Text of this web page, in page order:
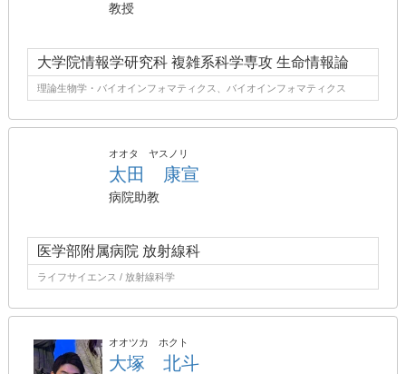
教授
大学院情報学研究科 複雑系科学専攻 生命情報論
理論生物学・バイオインフォマティクス、バイオインフォマティクス
オオタ ヤスノリ
太田 康宣
病院助教
医学部附属病院 放射線科
ライフサイエンス / 放射線科学
オオツカ ホクト
大塚 北斗